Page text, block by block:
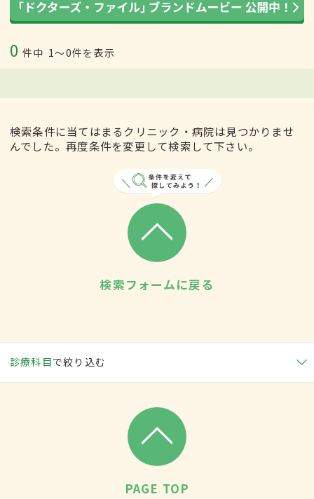
0 件中 1〜0件を表示
検索条件に当てはまるクリニック・病院は見つかりませ
んでした。再度条件を変更して検索して下さい。
検索フォームに戻る
診療科目で絞り込む
PAGE TOP